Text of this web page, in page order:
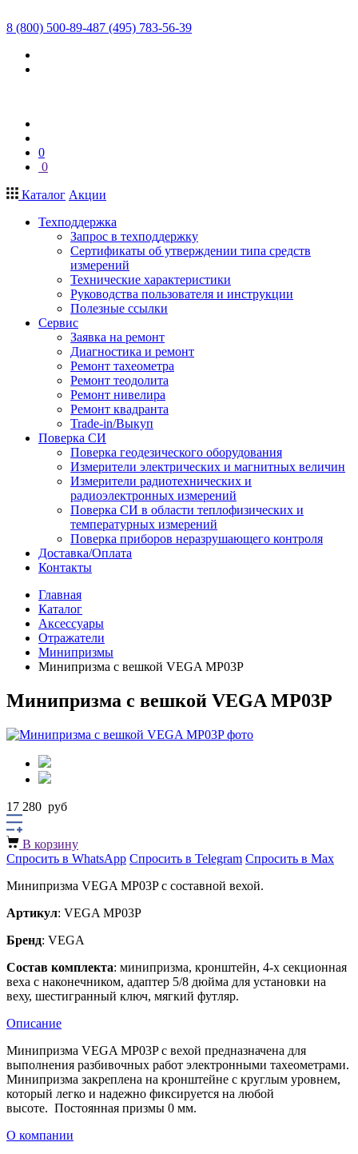
8 (800) 500-89-487 (495) 783-56-39
0
0
Каталог Акции
Техподдержка
Запрос в техподдержку
Сертификаты об утверждении типа средств
измерений
Технические характеристики
Руководства пользователя и инструкции
Полезные ссылки
Сервис
Заявка на ремонт
Диагностика и ремонт
Ремонт тахеометра
Ремонт теодолита
Ремонт нивелира
Ремонт квадранта
Trade-in/Выкуп
Поверка СИ
Поверка геодезического оборудования
Измерители электрических и магнитных величин
Измерители радиотехнических и
радиоэлектронных измерений
Поверка СИ в области теплофизических и
температурных измерений
Поверка приборов неразрушающего контроля
Доставка/Оплата
Контакты
Главная
Каталог
Аксессуары
Отражатели
Минипризмы
Минипризма с вешкой VEGA MP03P
Минипризма с вешкой VEGA MP03P
17 280 руб
В корзину
Спросить в WhatsApp Спросить в Telegram Спросить в Max
Минипризма VEGA MP03P с составной вехой.
Артикул: VEGA MP03P
Бренд: VEGA
Состав комплекта: минипризма, кронштейн, 4-х секционная
веха с наконечником, адаптер 5/8 дюйма для установки на
веху, шестигранный ключ, мягкий футляр.
Описание
Минипризма VEGA MP03P с вехой предназначена для
выполнения разбивочных работ электронными тахеометрами.
Минипризма закреплена на кронштейне с круглым уровнем,
который легко и надежно фиксируется на любой
высоте. Постоянная призмы 0 мм.
О компании